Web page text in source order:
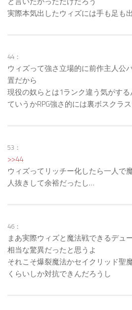
実際本気出したウィズには手も足も
44：
ウィズって強さ立場的に前作主人公
置だから
現役の奴らとは1ランク違う気がす
ていうかRPG強さ的には裏ボスクラ
53：
>>44
ウィズってリッチー化したら一人で
人抜きして余裕だったし…
46：
まあ実際ウィズと魔法戦できるデュ
相当な驚異だったと思うよ
それこそ爆裂魔法かセイクリッド聖
くらいしか対抗できんだろうし